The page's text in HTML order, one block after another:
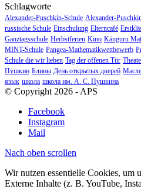
Schlagworte
Alexander-Puschkin-Schule Alexander-
russische Schule Einschulung Elterncafé
Ganztagsschule Herbstferien Kino Känguru
MINT-Schule Pangea-Mathematikwettbewerb
Schule die wir lieben Tag der offenen Tür
Пушкин Блины День открытых дверей
язык школа школа им. А. С. Пушкина
© Copyright 2026 - APS
Facebook
Instagram
Mail
Nach oben scrollen
Wir nutzen essentielle Cookies, um
Externe Inhalte (z. B. YouTube,